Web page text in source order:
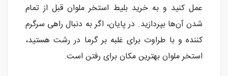
عمل کنید و به خرید بلیط استخر ملوان قبل از تمام
شدن آن‌ها بپردازید. در پایان، اگر به دنبال راهی سرگرم
کننده و با طراوت برای غلبه بر گرما در رشت هستید،
استخر ملوان بهترین مکان برای رفتن است.